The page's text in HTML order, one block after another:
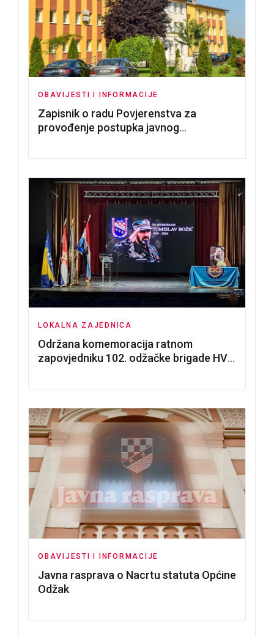
OBAVIJESTI I INFORMACIJE
Zapisnik o radu Povjerenstva za
provođenje postupka javnog
LOKALNA ZAJEDNICA
Održana komemoracija ratnom
zapovjedniku 102. odžačke brigade HVO
OBAVIJESTI I INFORMACIJE
Javna rasprava o Nacrtu statuta Općine
Odžak